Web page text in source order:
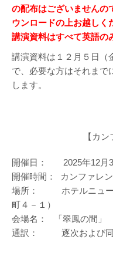
の配布はございませんの
ウンロードの上お越しく
講演資料はすべて英語の
講演資料は１２月５日（
で、必要な方はそれまで
します。
【カ
開催日： 2025年12月3
開催時間： カンファレン
場所： ホテルニュー
町４－１）
会場名： 「翠鳳の間」
通訳： 逐次および同